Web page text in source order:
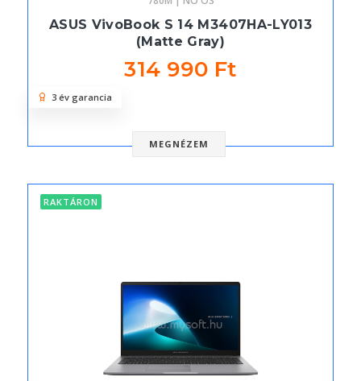
ASUS VivoBook S 14 M3407HA-LY013
(Matte Gray)
314 990 Ft
MEGNÉZEM
3 év garancia
RAKTÁRON